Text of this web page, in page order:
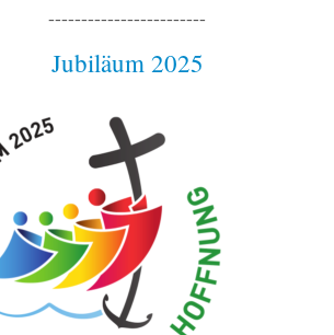
------------------------
Jubiläum 2025